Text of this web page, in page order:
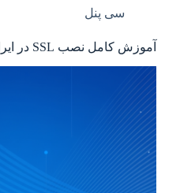
سی پنل
آموزش کامل نصب SSL در ایران وب هاست